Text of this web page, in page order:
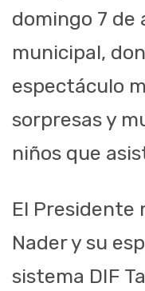
domingo 7 de
municipal,
espectáculo
sorpresas y
niños que
El Presidente
Nader y su
sistema DIF